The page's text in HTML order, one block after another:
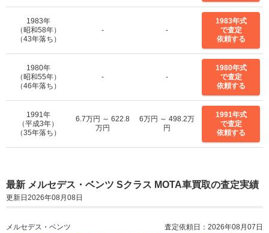
1983年
（昭和58年）
（43年落ち）
- -
1983年式
で査定
依頼する
1980年
（昭和55年）
（46年落ち）
- -
1980年式
で査定
依頼する
1991年
（平成3年）
（35年落ち）
6.7万円 ～ 622.8
万円
6万円 ～ 498.2万
円
1991年式
で査定
依頼する
最新 メルセデス・ベンツ Sクラス MOTA車買取の査定実績
更新日2026年08月08日
メルセデス・ベンツ 査定依頼日：2026年08月07日